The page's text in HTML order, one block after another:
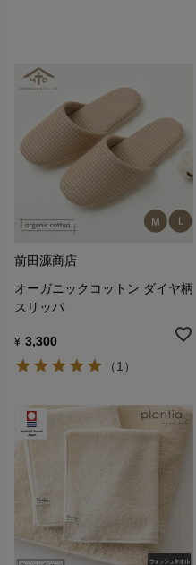
前田源商店
オーガニックコットン ダイヤ柄
スリッパ
¥ 3,300
（1）